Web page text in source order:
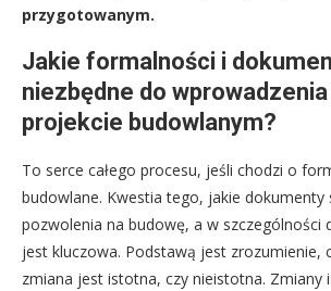
przygotowanym.
Jakie formalności i
niezbędne do
projekcie budowlanym?
To serce całego procesu, jeśli chodzi o
budowlane. Kwestia tego, jakie dokumenty
pozwolenia na budowę, a w szczególności
jest kluczowa. Podstawą jest zrozumienie,
zmiana jest istotna, czy nieistotna.